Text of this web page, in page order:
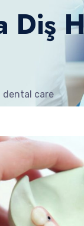
Diş
dental care